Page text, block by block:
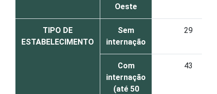
Oeste
TIPO DE
ESTABELECIMENTO
Sem
internação
29
Com
internação
(até 50
43